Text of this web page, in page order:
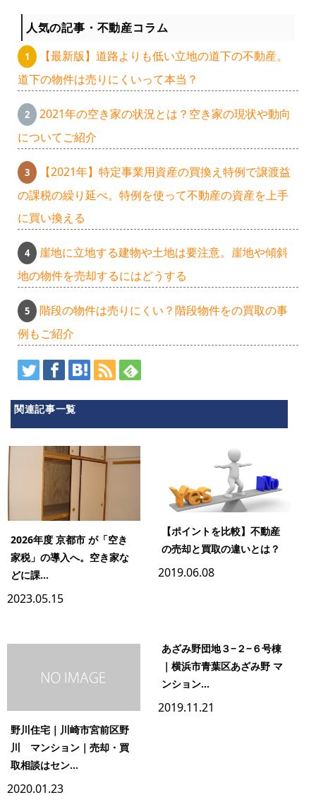
人気の記事・不動産コラム
【最新版】道路よりも低い立地の道下の不動産。
道下の物件は売りにくいって本当？
2021年の空き家の状況とは？空き家の現状や動向
についてご紹介
【2021年】特定事業用資産の買換え特例で譲渡益
の課税の繰り延べ。特例を使って不動産の資産を上手
に買い換える
崖地に立地する建物や土地は要注意。崖地や傾斜
地の物件を売却するにはどうする
階段の物件は売りにくい？階段物件をの買取の事
例もご紹介
関連記事一覧
2026年度 京都市 が「空き
家税」の導入へ。空き家な
どに課...
2023.05.15
【ポイントを比較】不動産
の売却と買取の違いとは？
2019.06.08
野川住宅｜川崎市宮前区野
川 マンション｜売却・買
取相談はセン...
2020.01.23
あざみ野団地３−２−６号棟
｜横浜市青葉区あざみ野 マ
ンション...
2019.11.21